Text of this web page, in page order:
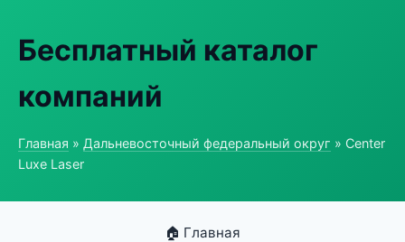
Бесплатный каталог
компаний
Главная » Дальневосточный федеральный округ » Center
Luxe Laser
🏠 Главная